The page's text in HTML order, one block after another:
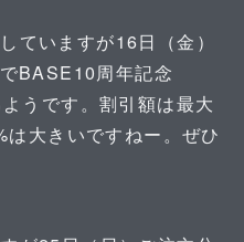
ていますが16日（金）
BASE10周年記念
うです。割引額は最大
大きいですねー。ぜひ